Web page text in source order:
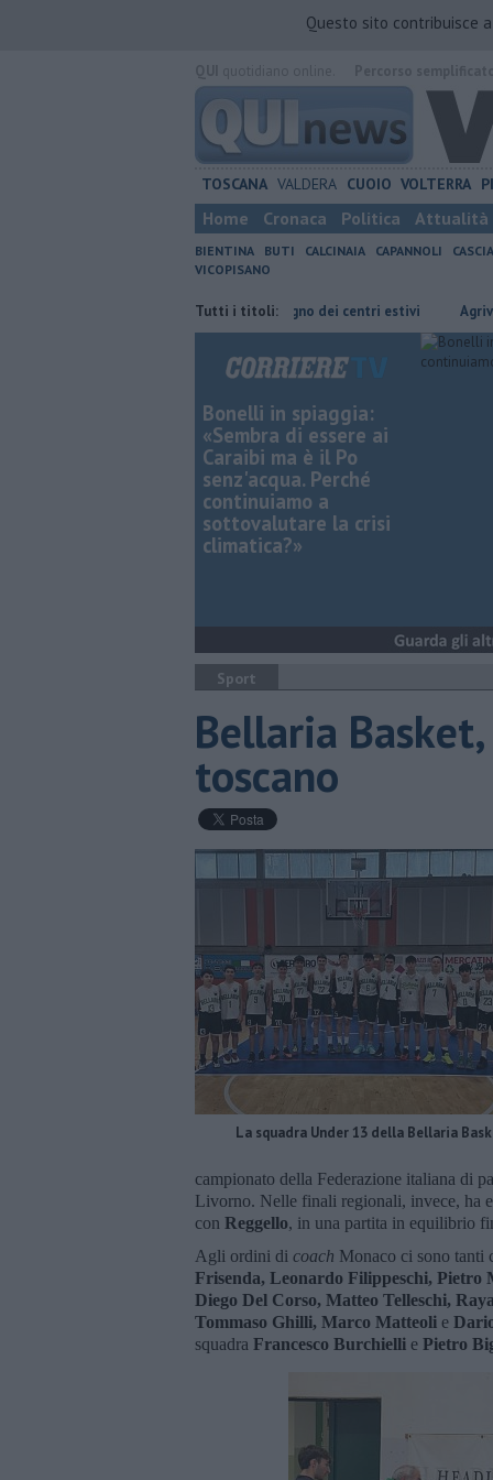
Questo sito contribuisce
TOSCANA VALDERA CUOIO VOLTERRA
Home Cronaca Politica Attualità
BIENTINA BUTI CALCINAIA CAPANNOLI
VICOPISANO
Tutti i titoli:
Oltre 7mila euro a sostegno dei centri estivi Agrivoltaico in
Bonelli in spiaggia:
«Sembra di essere ai
Caraibi ma è il Po
senz'acqua. Perché
continuiamo a
sottovalutare la crisi
climatica?»
Sport
Bellaria
toscano
La squadra Under 13 della Bellaria
campionato della Federazione italiana di
Livorno. Nelle finali regionali, invece, ha
con Reggello, in una partita in equilibrio
Agli ordini di coach Monaco ci sono tanti
Frisenda, Leonardo Filippeschi, Pietro
Diego Del Corso, Matteo Telleschi,
Tommaso Ghilli, Marco Matteoli e
squadra Francesco Burchielli e Pietro